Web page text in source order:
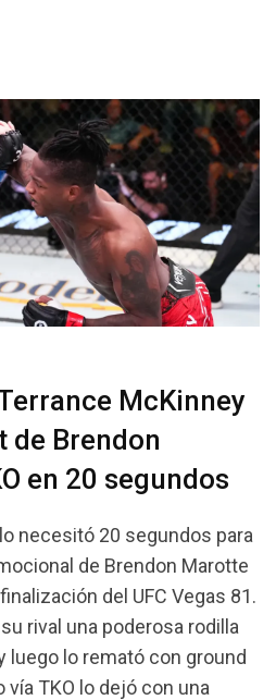
McKinney
de Brendon
en 20 segundos
necesitó 20 segundos para
de Brendon Marotte
del UFC Vegas 81.
su rival una poderosa rodilla
luego lo remató con ground
TKO lo dejó con una